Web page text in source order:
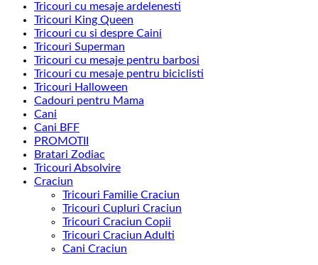
Tricouri cu mesaje ardelenesti
Tricouri King Queen
Tricouri cu si despre Caini
Tricouri Superman
Tricouri cu mesaje pentru barbosi
Tricouri cu mesaje pentru biciclisti
Tricouri Halloween
Cadouri pentru Mama
Cani
Cani BFF
PROMOTII
Bratari Zodiac
Tricouri Absolvire
Craciun
Tricouri Familie Craciun
Tricouri Cupluri Craciun
Tricouri Craciun Copii
Tricouri Craciun Adulti
Cani Craciun